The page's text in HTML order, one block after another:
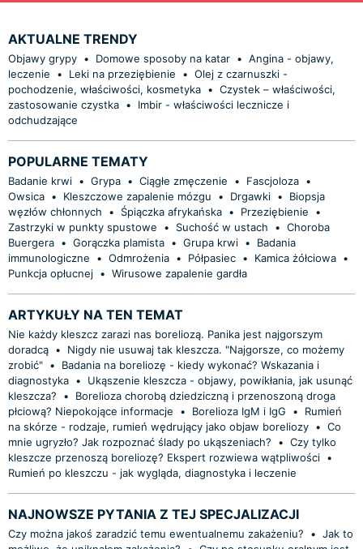
AKTUALNE TRENDY
Objawy grypy • Domowe sposoby na katar • Angina - objawy,
leczenie
• Leki na przeziębienie • Olej z czarnuszki -
pochodzenie, właściwości, kosmetyka • Czystek – właściwości,
zastosowanie czystka •
Imbir - właściwości lecznicze i
odchudzające
POPULARNE TEMATY
Badanie krwi • Grypa • Ciągłe zmęczenie • Fascjoloza •
Owsica • Kleszczowe zapalenie mózgu • Drgawki •
Biopsja
węzłów chłonnych
• Śpiączka afrykańska • Przeziębienie
•
Zastrzyki w punkty spustowe
• Suchość w ustach • Choroba
Buergera • Gorączka plamista • Grupa krwi •
Badania
immunologiczne
• Odmrożenia • Półpasiec • Kamica żółciowa •
Punkcja opłucnej • Wirusowe zapalenie gardła
ARTYKUŁY NA TEN TEMAT
Nie każdy kleszcz zarazi nas boreliozą. Panika jest najgorszym
doradcą •
Nigdy nie usuwaj tak kleszcza. "Najgorsze, co możemy
zrobić" •
Badania na boreliozę - kiedy wykonać? Wskazania i
diagnostyka •
Ukąszenie kleszcza - objawy, powikłania, jak usunąć
kleszcza?
•
Borelioza chorobą dziedziczną i przenoszoną droga
płciową? Niepokojące informacje
• Borelioza IgM i IgG •
Rumień
na skórze - rodzaje, rumień wędrujący jako objaw boreliozy • Co
mnie ugryzło? Jak rozpoznać ślady po ukąszeniach?
• Czy tylko
kleszcze przenoszą boreliozę? Ekspert rozwiewa wątpliwości •
Rumień po kleszczu - jak wygląda, diagnostyka i leczenie
NAJNOWSZE PYTANIA Z TEJ SPECJALIZACJI
Czy można jakoś zaradzić temu ewentualnemu zakażeniu? • Jak to